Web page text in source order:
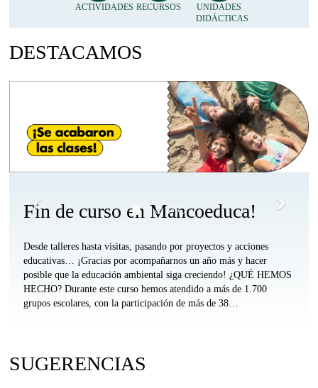
Día del Medio Ambiente
Accesos
Directos
Anónimo
Arriba
ACTIVIDADES RECURSOS
UNIDADES
DIDÁCTICAS
Directos
Profesorado
Comarca
Directos
Profesorado
Otras
Arriba
Directos
Apymas
Arriba
Directos
Familias
y
Arriba
DESTACAMOS
Fin de curso en Mancoeduca!
Desde talleres hasta visitas, pasando por proyectos y acciones
educativas… ¡Gracias por acompañarnos un año más y hacer
posible que la educación ambiental siga creciendo! ¿QUÉ HEMOS
HECHO? Durante este curso hemos atendido a más de 1.700
grupos escolares, con la participación de más de 38…
SUGERENCIAS